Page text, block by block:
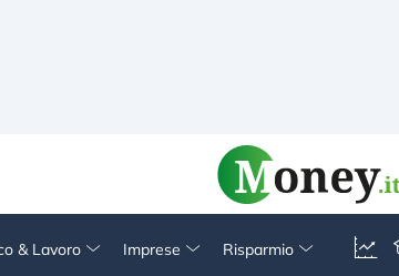
& Lavoro Imprese Risparmio